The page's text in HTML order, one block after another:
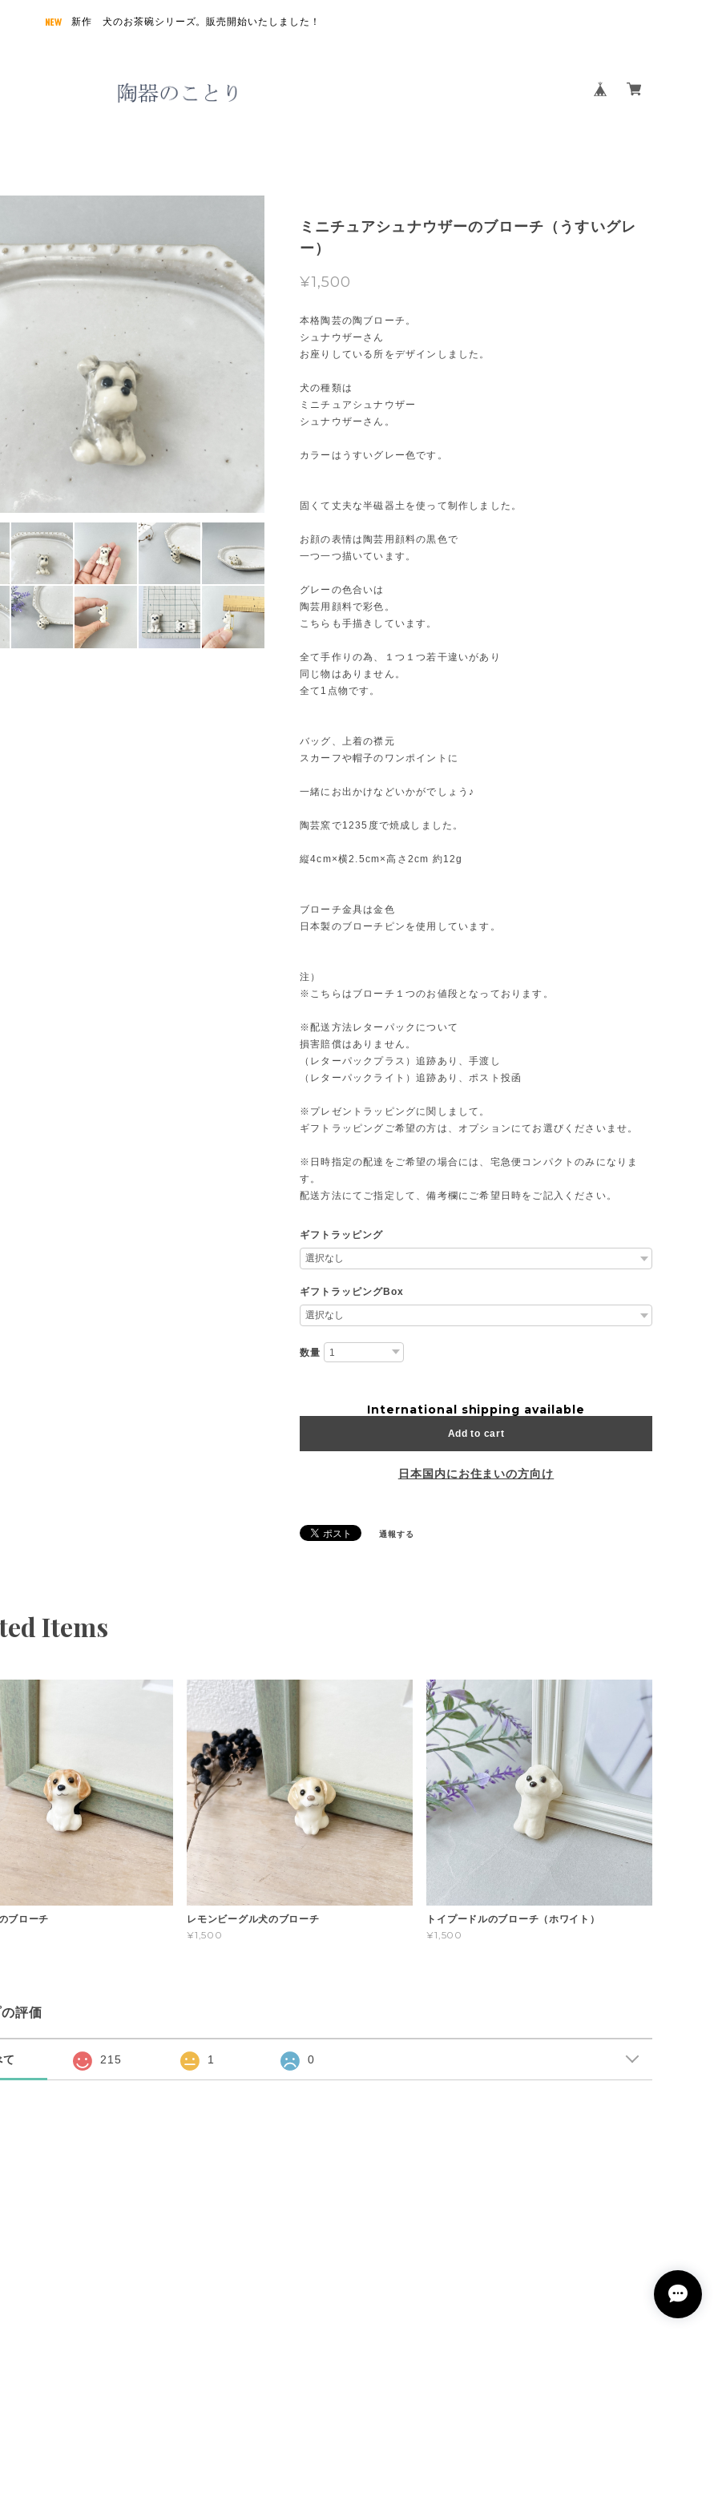
新作 犬のお茶碗シリーズ。販売開始いたしました！
ミニチュアシュナウザーのブローチ（うすいグレ
ー）
¥1,500
本格陶芸の陶ブローチ。
シュナウザーさん
お座りしている所をデザインしました。
犬の種類は
ミニチュアシュナウザー
シュナウザーさん。
カラーはうすいグレー色です。
固くて丈夫な半磁器土を使って制作しました。
お顔の表情は陶芸用顔料の黒色で
一つ一つ描いています。
グレーの色合いは
陶芸用顔料で彩色。
こちらも手描きしています。
全て手作りの為、１つ１つ若干違いがあり
同じ物はありません。
全て1点物です。
バッグ、上着の襟元
スカーフや帽子のワンポイントに
一緒にお出かけなどいかがでしょう♪
陶芸窯で1235度で焼成しました。
縦4cm×横2.5cm×高さ2cm 約12g
ブローチ金具は金色
日本製のブローチピンを使用しています。
注）
※こちらはブローチ１つのお値段となっております。
※配送方法レターパックについて
損害賠償はありません。
（レターパックプラス）追跡あり、手渡し
（レターパックライト）追跡あり、ポスト投函
※プレゼントラッピングに関しまして。
ギフトラッピングご希望の方は、オプションにてお選びくださいませ。
※日時指定の配達をご希望の場合には、宅急便コンパクトのみになりま
す。
配送方法にてご指定して、備考欄にご希望日時をご記入ください。
ギフトラッピング
ギフトラッピングBox
数量
International shipping available
Add to cart
日本国内にお住まいの方向け
通報する
Items
ブローチ
レモンビーグル犬のブローチ
¥1,500
トイプードルのブローチ（ホワイト）
¥1,500
評価
て 215 1 0